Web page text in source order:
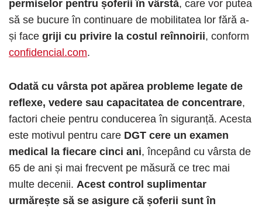
permiselor pentru șoferii în vârstă, care vor putea
să se bucure în continuare de mobilitatea lor fără a-
și face griji cu privire la costul reînnoirii, conform
confidencial.com.
Odată cu vârsta pot apărea probleme legate de
reflexe, vedere sau capacitatea de concentrare,
factori cheie pentru conducerea în siguranță. Acesta
este motivul pentru care DGT cere un examen
medical la fiecare cinci ani, începând cu vârsta de
65 de ani și mai frecvent pe măsură ce trec mai
multe decenii. Acest control suplimentar
urmărește să se asigure că șoferii sunt în